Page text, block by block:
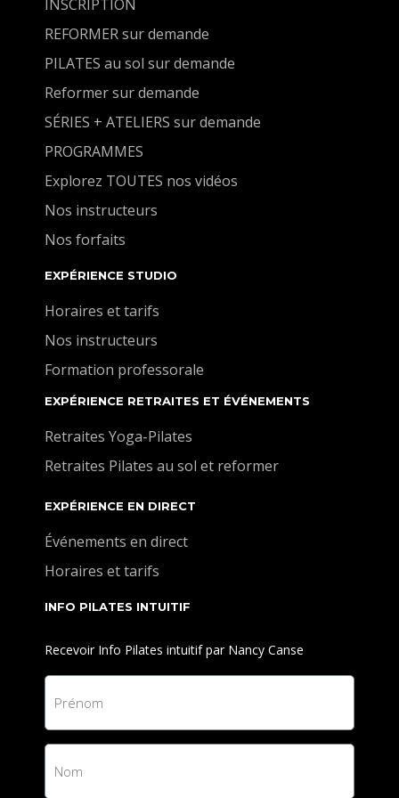
INSCRIPTION
REFORMER sur demande
PILATES au sol sur demande
Reformer sur demande
SÉRIES + ATELIERS sur demande
PROGRAMMES
Explorez TOUTES nos vidéos
Nos instructeurs
Nos forfaits
EXPÉRIENCE STUDIO
Horaires et tarifs
Nos instructeurs
Formation professorale
EXPÉRIENCE RETRAITES ET ÉVÉNEMENTS
Retraites Yoga-Pilates
Retraites Pilates au sol et reformer
EXPÉRIENCE EN DIRECT
Événements en direct
Horaires et tarifs
INFO PILATES INTUITIF
Recevoir Info Pilates intuitif par Nancy Canse